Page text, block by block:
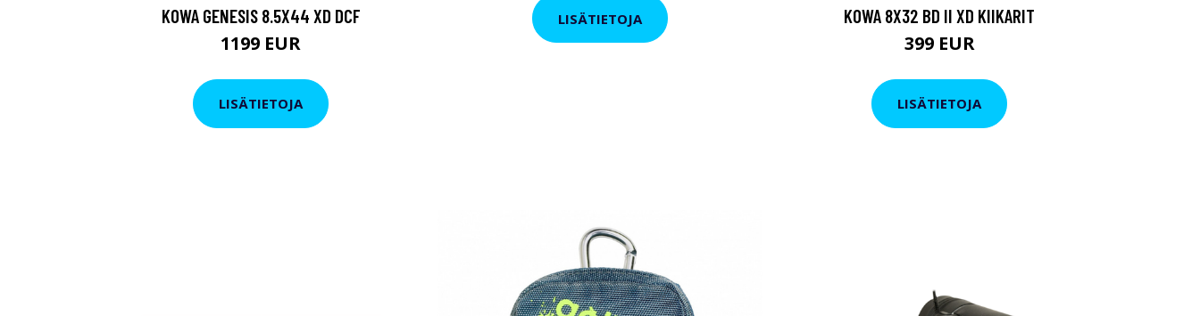
KOWA GENESIS 8.5X44 XD DCF
1199 EUR
LISÄTIETOJA
LISÄTIETOJA KOWA 8X32 BD II XD KIIKARIT
399 EUR
LISÄTIETOJA